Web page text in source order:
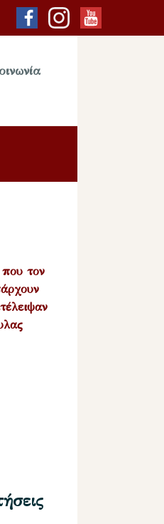
τον